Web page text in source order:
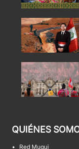
QUIÉNES
• Red Muqui